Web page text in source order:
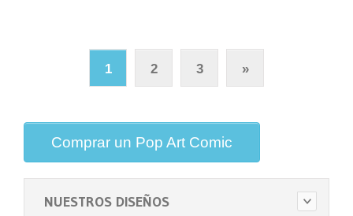
1 2 3 »
Comprar un Pop Art Comic
NUESTROS DISEÑOS